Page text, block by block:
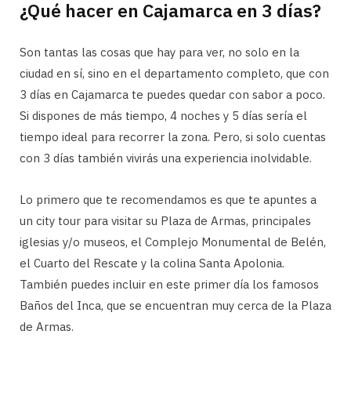
¿Qué hacer en Cajamarca en 3 días?
Son tantas las cosas que hay para ver, no solo en la
ciudad en sí, sino en el departamento completo, que con
3 días en Cajamarca te puedes quedar con sabor a poco.
Si dispones de más tiempo, 4 noches y 5 días sería el
tiempo ideal para recorrer la zona. Pero, si solo cuentas
con 3 días también vivirás una experiencia inolvidable.
Lo primero que te recomendamos es que te apuntes a
un city tour para visitar su Plaza de Armas, principales
iglesias y/o museos, el Complejo Monumental de Belén,
el Cuarto del Rescate y la colina Santa Apolonia.
También puedes incluir en este primer día los famosos
Baños del Inca, que se encuentran muy cerca de la Plaza
de Armas.